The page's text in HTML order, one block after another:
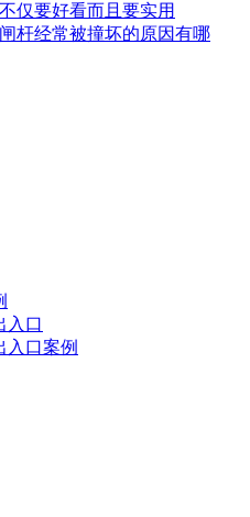
仅要好看而且要实用
杆经常被撞坏的原因有哪
入口
入口案例